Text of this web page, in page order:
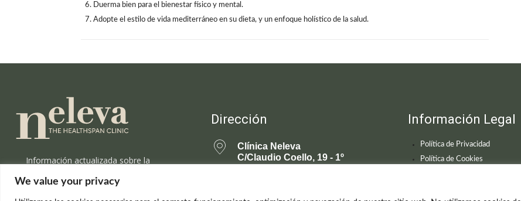
We value your privacy
Duerma bien para el bienestar físico y mental.
Adopte el estilo de vida mediterráneo en su dieta, y un enfoque holístico de la salud.
Información actualizada sobre la
rejuvenecimiento.
Dirección
Clínica Neleva
C/Claudio Coello, 19 - 1º
Información Legal
Política de Privacidad
Política de Cookies